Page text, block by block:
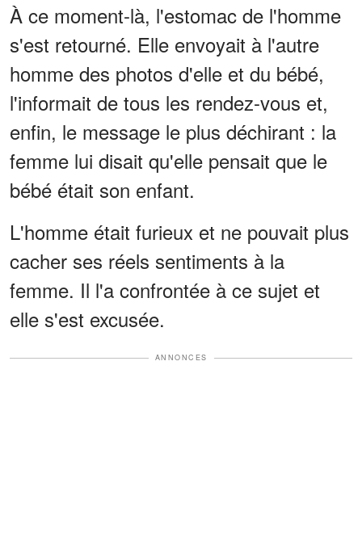
À ce moment-là, l'estomac de l'homme
s'est retourné. Elle envoyait à l'autre
homme des photos d'elle et du bébé,
l'informait de tous les rendez-vous et,
enfin, le message le plus déchirant : la
femme lui disait qu'elle pensait que le
bébé était son enfant.
L'homme était furieux et ne pouvait plus
cacher ses réels sentiments à la
femme. Il l'a confrontée à ce sujet et
elle s'est excusée.
ANNONCES